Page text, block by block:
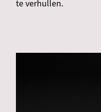
te verhullen.